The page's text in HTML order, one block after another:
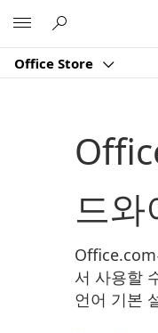
Office Store
드와
서 사용할
언어 기본